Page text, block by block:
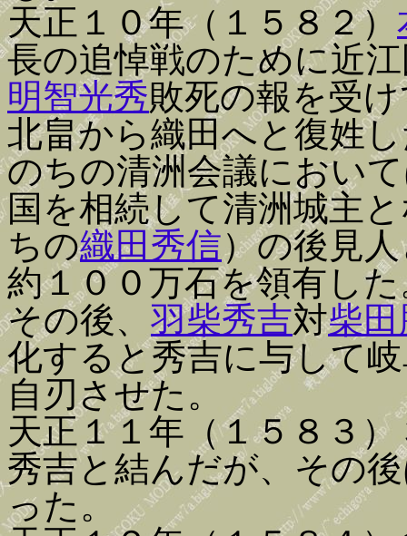
天正１０年（１５８２）
長の追悼戦のために近
明智光秀敗死の報を受
北畠から織田へと復姓
のちの清洲会議におい
国を相続して清洲城主
ちの織田秀信）の後見
約１００万石を領有し
その後、 羽柴秀吉対柴
化すると秀吉に与して
自刃させた。
天正１１年（１５８３
秀吉と結んだが、その
った。